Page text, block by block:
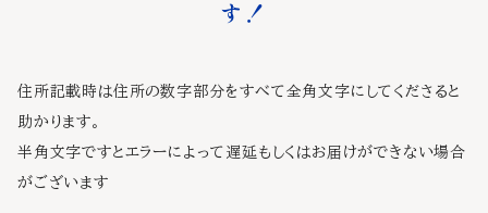
す！
住所記載時は住所の数字部分をすべて全角文字にしてくださると
助かります。
半角文字ですとエラーによって遅延もしくはお届けができない場合
がございます